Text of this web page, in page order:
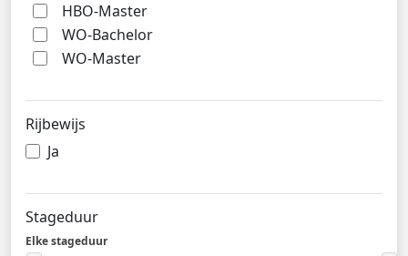
HBO-Master
WO-Bachelor
WO-Master
Rijbewijs
Ja
Stageduur
Elke stageduur